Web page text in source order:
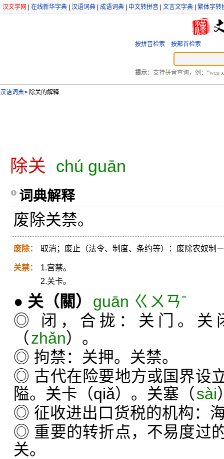
汉文学网 在线新华字典 汉语词典 成语词典 中文转拼音 文言文字典 繁体字转
按拼音检索 按部首检索
提示： 支持拼音查询，例：“wen
汉语词典> 除关的解释
除关 chú guān
词典解释
废除关禁。
废除： 取消；废止（法令、制度、条约等）：废除农奴制
关禁：
1.宫禁。
2.关卡。
● 关 （關）
guān ㄍㄨㄢˉ
◎ 闭，合拢：关门。关
（zhǎn）。
◎ 拘禁：关押。关禁。
◎ 古代在险要地方或国界设
隘。关卡（qiǎ）。关塞（sài
◎ 征收进出口货税的机构：
◎ 重要的转折点，不易度过
关。